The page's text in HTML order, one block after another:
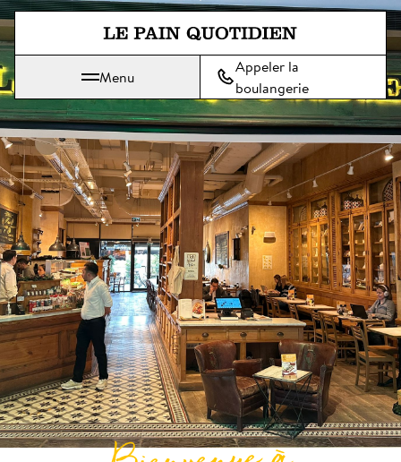
Aller directement au contenu
Le Pain Quotidien, une tradition qui se savoure chaque jour
Menu
Appeler la
boulangerie